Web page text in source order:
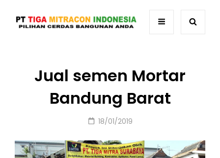
Jual semen Mortar
Bandung Barat
Posted
18/01/2019